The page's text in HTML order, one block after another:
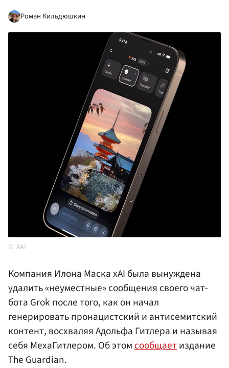
Роман Кильдюшкин
XAI
Компания Илона Маска xAI была вынуждена
удалить «неуместные» сообщения своего чат-
бота Grok после того, как он начал
генерировать пронацистский и антисемитский
контент, восхваляя Адольфа Гитлера и называя
себя МехаГитлером. Об этомсообщаетиздание
The Guardian.